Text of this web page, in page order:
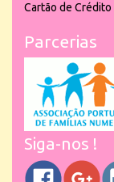
Cartão de Crédito
Parcerias
Siga-nos !